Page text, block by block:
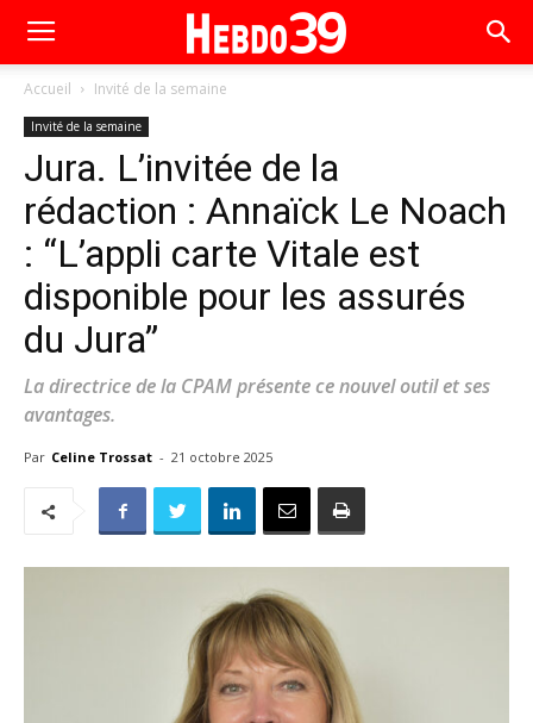
Accueil Invité de la semaine
Invité de la semaine
Jura. L’invitée de la
rédaction : Annaïck Le Noach
: “L’appli carte Vitale est
disponible pour les assurés
du Jura”
La directrice de la CPAM présente ce nouvel outil et ses
avantages.
Par Celine Trossat - 21 octobre 2025